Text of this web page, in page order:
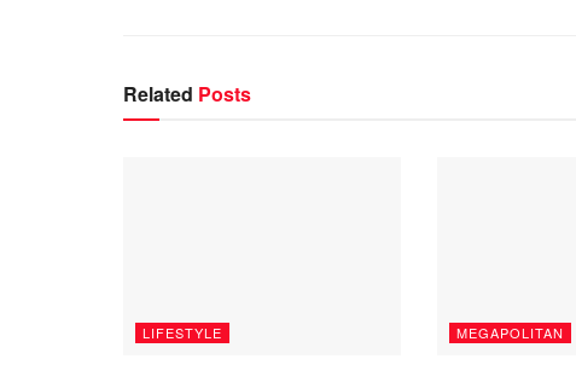
Related Posts
LIFESTYLE MEGAPOLITAN